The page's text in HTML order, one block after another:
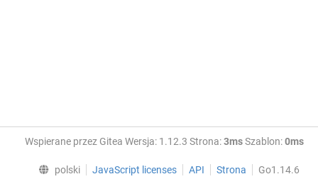
Wspierane przez Gitea Wersja: 1.12.3 Strona:3msSzablon:0ms
polski JavaScript licenses API Strona Go1.14.6